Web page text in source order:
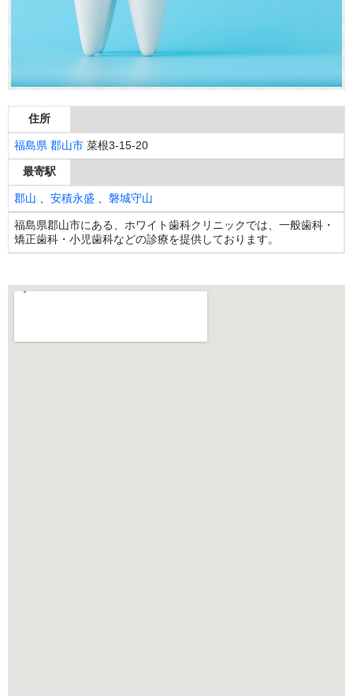
住所
福島県 郡山市 菜根3-15-20
最寄駅
郡山 、 安積永盛 、 磐城守山
福島県郡山市にある、ホワイト歯科クリニックでは、一般歯科・
矯正歯科・小児歯科などの診療を提供しております。